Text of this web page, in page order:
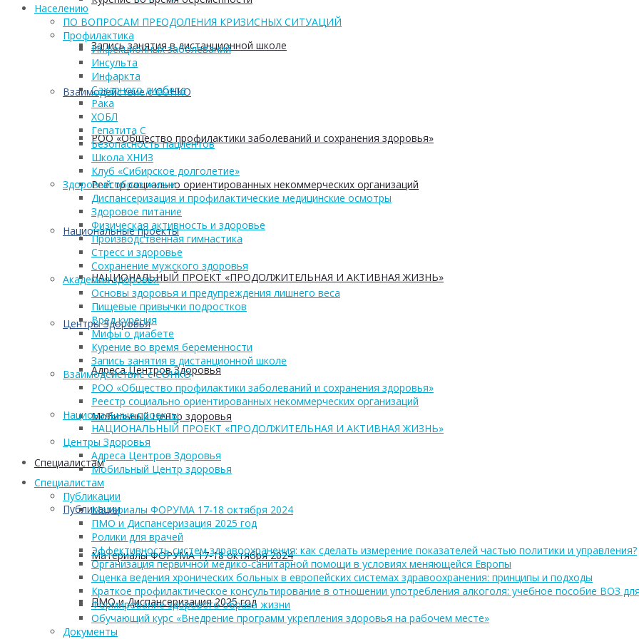
Запись занятия в дистанционной школе
Взаимодействие с СОНКО
РОО «Общество профилактики заболеваний и сохранения здоровья»
Реестр социально ориентированных некоммерческих организаций
Национальные проекты
НАЦИОНАЛЬНЫЙ ПРОЕКТ «ПРОДОЛЖИТЕЛЬНАЯ И АКТИВНАЯ ЖИЗНЬ»
Центры Здоровья
Адреса Центров Здоровья
Мобильный Центр здоровья
Cпециалистам
Публикации
Материалы ФОРУМА 17-18 октября 2024
ПМО и Диспансеризация 2025 год
Населению
ПО ВОПРОСАМ ПРЕОДОЛЕНИЯ КРИЗИСНЫХ СИТУАЦИЙ
Профилактика
Инфекционных заболеваний
Инсульта
Инфаркта
Сахарного диабета
Рака
ХОБЛ
Гепатита С
Безопасность пациентов
Школа ХНИЗ
Клуб «Сибирское долголетие»
Здоровый образ жизни
Диспансеризация и профилактические медицинские осмотры
Здоровое питание
Физическая активность и здоровье
Производственная гимнастика
Стресс и здоровье
Сохранение мужского здоровья
Академия здоровья
Основы здоровья и предупреждения лишнего веса
Пищевые привычки подростков
Вред курения
Мифы о диабете
Курение во время беременности
Запись занятия в дистанционной школе
Взаимодействие с СОНКО
РОО «Общество профилактики заболеваний и сохранения здоровья»
Реестр социально ориентированных некоммерческих организаций
Национальные проекты
НАЦИОНАЛЬНЫЙ ПРОЕКТ «ПРОДОЛЖИТЕЛЬНАЯ И АКТИВНАЯ ЖИЗНЬ»
Центры Здоровья
Адреса Центров Здоровья
Мобильный Центр здоровья
Cпециалистам
Публикации
Материалы ФОРУМА 17-18 октября 2024
ПМО и Диспансеризация 2025 год
Ролики для врачей
Эффективность систем здравоохранения: как сделать измерение показателей частью политики и управления?
Организация первичной медико-санитарной помощи в условиях меняющейся Европы
Оценка ведения хронических больных в европейских системах здравоохранения: принципы и подходы
Краткое профилактическое консультирование в отношении употребления алкоголя: учебное пособие ВОЗ
Формирование здорового образа жизни
Обучающий курс «Внедрение программ укрепления здоровья на рабочем месте»
Документы